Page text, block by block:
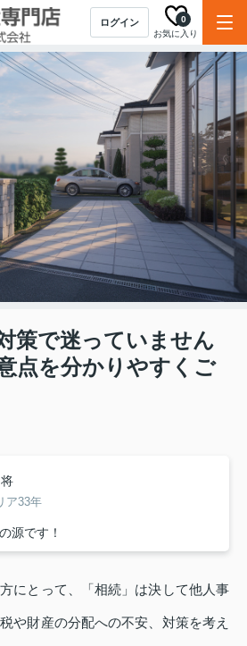
ログイン
お気に入り
0
策で迷っていません
点を分かりやすくご
ア33年
源です！
にとって、「相続」は決して他人事
や財産の分配への不安、対策を考え